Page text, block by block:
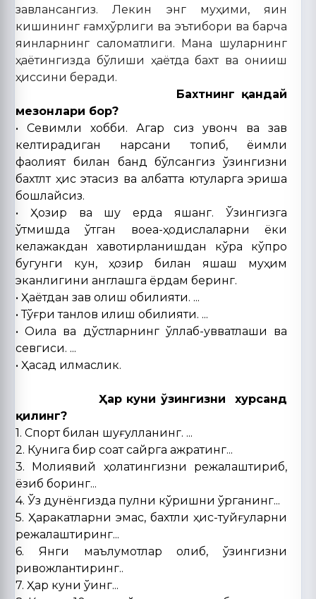
завқлансангиз. Лекин энг муҳими, яқин
кишининг ғамхўрлиги ва эътибори ва барча
яқинларнинг саломатлиги. Мана шуларнинг
ҳаётингизда бўлиши ҳаётда бахт ва қониқиш
ҳиссини беради.
Бахтнинг қандай
мезонлари бор?
• Севимли хобби. Агар сиз қувонч ва завқ
келтирадиган нарсани топиб, ёқимли
фаолият билан банд бўлсангиз ўзингизни
бахтлт ҳис этасиз ва албатта ютуқларга эриша
бошлайсиз.
• Ҳозир ва шу ерда яшанг. Ўзингизга
ўтмишда ўтган воқеа-ҳодислаларни ёки
келажакдан хавотирланишдан кўра кўпроқ
бугунги кун, ҳозир билан яшаш муҳим
эканлигини англашга ёрдам беринг.
• Ҳаётдан завқ олиш қобилияти. ...
• Тўғри танлов қилиш қобилияти. ...
• Оила ва дўстларнинг қўллаб-қувватлаши ва
севгиси. ...
• Ҳасад қилмаслик.
Ҳар куни ўзингизни хурсанд
қилинг?
1. Спорт билан шуғулланинг. ...
2. Кунига бир соат сайрга ажратинг...
3. Молиявий ҳолатингизни режалаштириб,
ёзиб боринг...
4. Ўз дунёнгизда пулни кўришни ўрганинг...
5. Ҳаракатларни эмас, бахтли ҳис-туйғуларни
режалаштиринг...
6. Янги маълумотлар олиб, ўзингизни
ривожлантиринг..
7. Ҳар куни ўқинг...